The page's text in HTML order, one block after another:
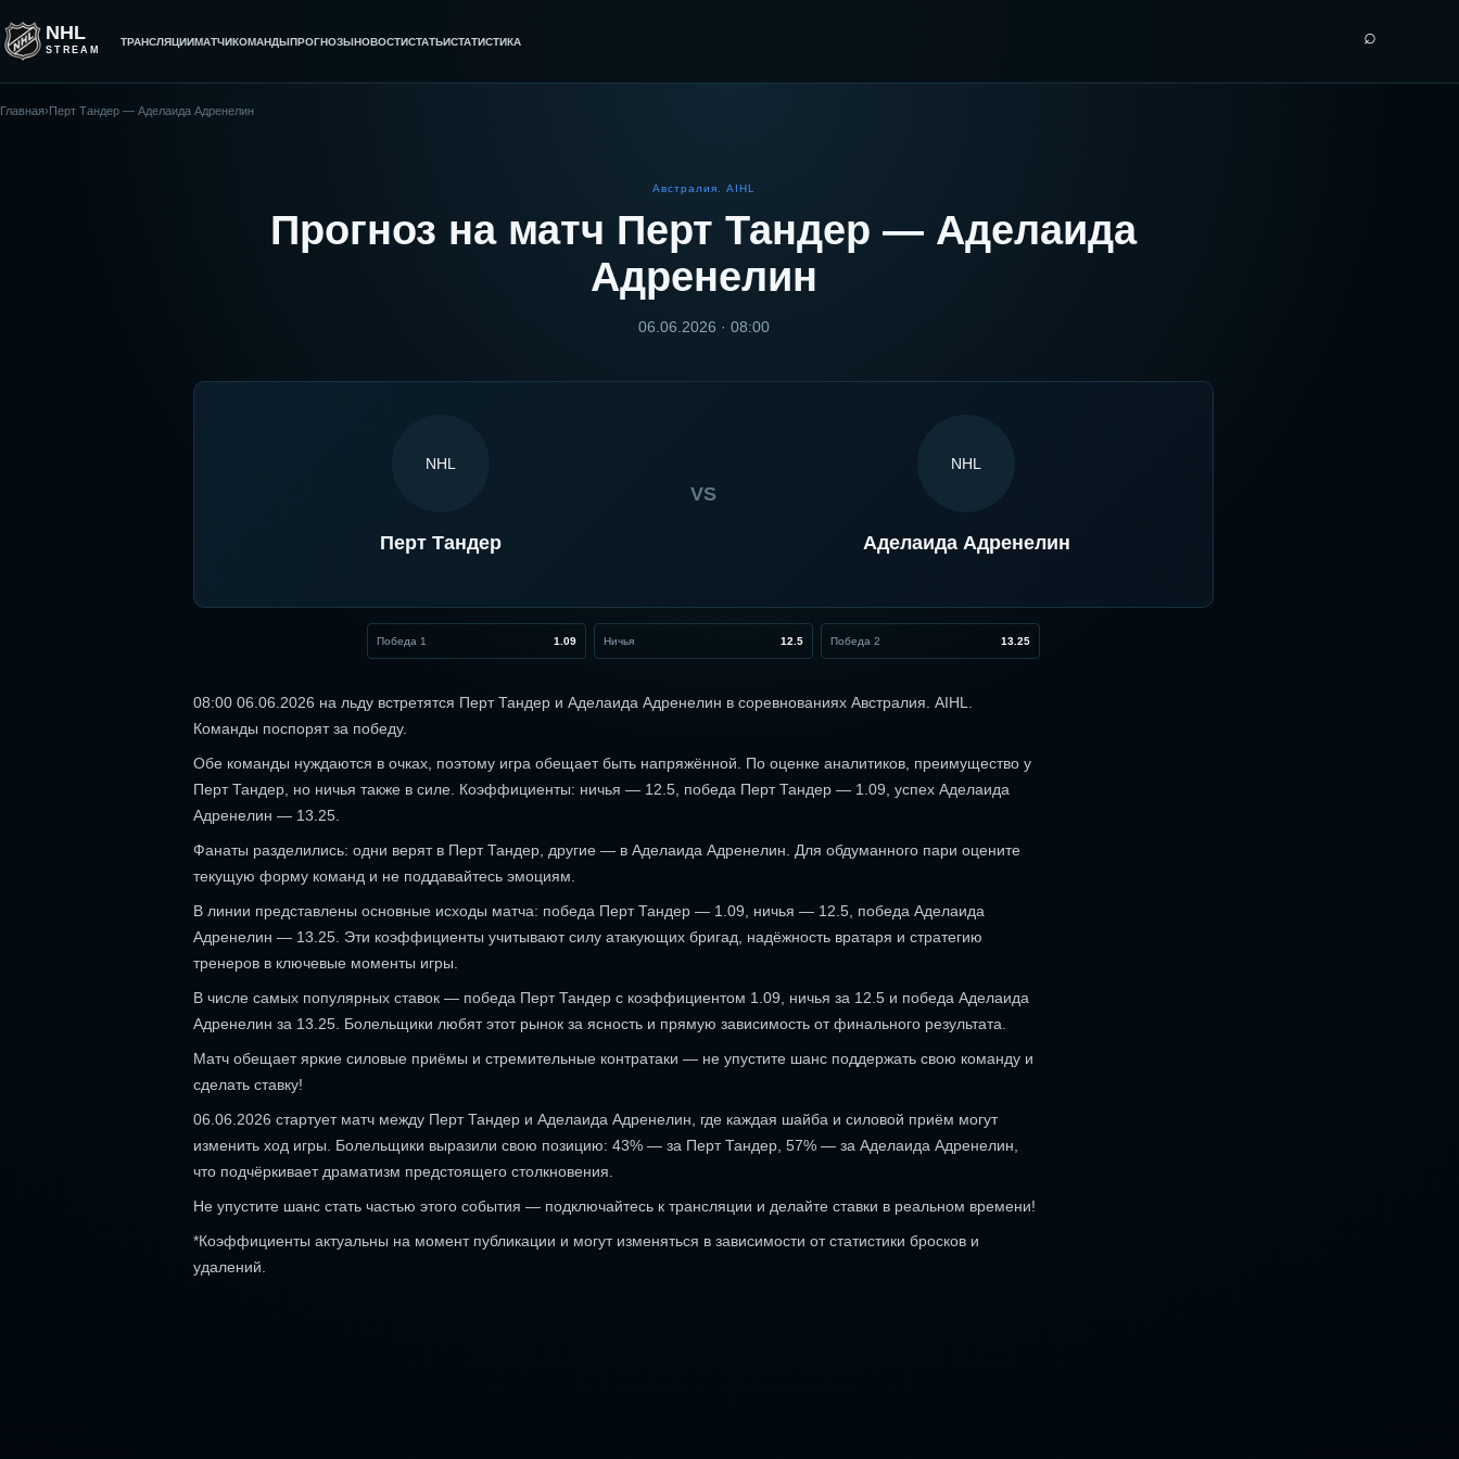
NHL
STREAM
ТРАНСЛЯЦИИМАТЧИКОМАНДЫПРОГНОЗЫНОВОСТИСТАТЬИСТАТИСТИКА ⌕
Главная›Перт Тандер — Аделаида Адренелин
Австралия. AIHL
Прогноз на матч Перт Тандер — Аделаида
Адренелин
06.06.2026 · 08:00
NHL
Перт Тандер
VS
NHL
Аделаида Адренелин
Победа 1 1.09 Ничья 12.5 Победа 2 13.25
08:00 06.06.2026 на льду встретятся Перт Тандер и Аделаида Адренелин в соревнованиях Австралия. AIHL.
Команды поспорят за победу.
Обе команды нуждаются в очках, поэтому игра обещает быть напряжённой. По оценке аналитиков, преимущество у
Перт Тандер, но ничья также в силе. Коэффициенты: ничья — 12.5, победа Перт Тандер — 1.09, успех Аделаида
Адренелин — 13.25.
Фанаты разделились: одни верят в Перт Тандер, другие — в Аделаида Адренелин. Для обдуманного пари оцените
текущую форму команд и не поддавайтесь эмоциям.
В линии представлены основные исходы матча: победа Перт Тандер — 1.09, ничья — 12.5, победа Аделаида
Адренелин — 13.25. Эти коэффициенты учитывают силу атакующих бригад, надёжность вратаря и стратегию
тренеров в ключевые моменты игры.
В числе самых популярных ставок — победа Перт Тандер с коэффициентом 1.09, ничья за 12.5 и победа Аделаида
Адренелин за 13.25. Болельщики любят этот рынок за ясность и прямую зависимость от финального результата.
Матч обещает яркие силовые приёмы и стремительные контратаки — не упустите шанс поддержать свою команду и
сделать ставку!
06.06.2026 стартует матч между Перт Тандер и Аделаида Адренелин, где каждая шайба и силовой приём могут
изменить ход игры. Болельщики выразили свою позицию: 43% — за Перт Тандер, 57% — за Аделаида Адренелин,
что подчёркивает драматизм предстоящего столкновения.
Не упустите шанс стать частью этого события — подключайтесь к трансляции и делайте ставки в реальном времени!
*Коэффициенты актуальны на момент публикации и могут изменяться в зависимости от статистики бросков и
удалений.